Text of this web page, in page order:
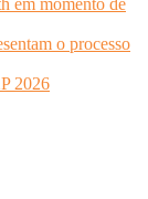
em momento de
o processo
2026